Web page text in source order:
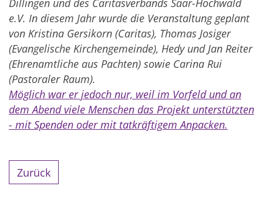
Dillingen und des Caritasverbands Saar-Hochwald
e.V. In diesem Jahr wurde die Veranstaltung geplant
von Kristina Gersikorn (Caritas), Thomas Josiger
(Evangelische Kirchengemeinde), Hedy und Jan Reiter
(Ehrenamtliche aus Pachten) sowie Carina Rui
(Pastoraler Raum).
Möglich war er jedoch nur, weil im Vorfeld und an
dem Abend viele Menschen das Projekt unterstützten
- mit Spenden oder mit tatkräftigem Anpacken.
Zurück